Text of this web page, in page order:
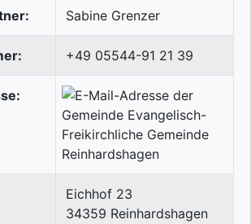
Sabine Grenzer
+49 05544-91 21 39
Eichhof 23
34359 Reinhardshagen